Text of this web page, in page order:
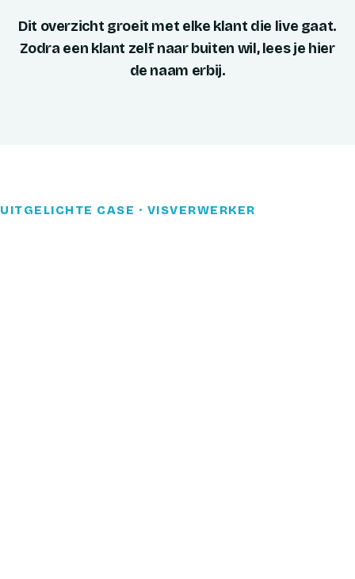
Dit overzicht groeit met elke klant die live gaat.
Zodra een klant zelf naar buiten wil, lees je hier
de naam erbij.
UITGELICHTE CASE · VISVERWERKER